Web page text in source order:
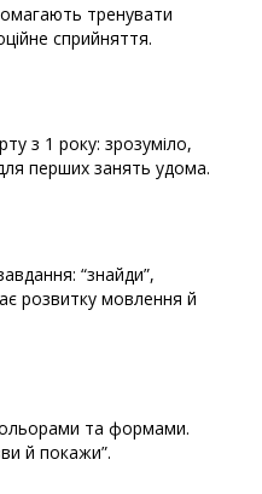
тренувати
сприйняття.
з 1 року: зрозуміло,
перших занять удома.
“знайди”,
розвитку мовлення й
та формами.
й покажи”.